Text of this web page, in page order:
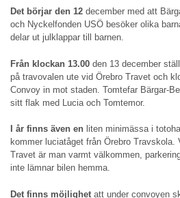
Det börjar den 12 december med att
och Nyckelfonden USÖ besöker olika
delar ut julklappar till barnen.
Från klockan 13.00 den 13 december
på travovalen ute vid Örebro Travet och
Convoy in mot staden. Tomtefar Bärgar-
sitt flak med Lucia och Tomtemor.
I år finns även en liten minimässa i
kommer luciatåget från Örebro
Travet är man varmt välkommen,
inte lämnar bilen hemma.
Det finns möjlighet att under convoyen